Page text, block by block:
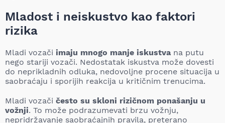
Mladost i neiskustvo kao faktori
rizika
Mladi vozači imaju mnogo manje iskustva na putu
nego stariji vozači. Nedostatak iskustva može dovesti
do neprikladnih odluka, nedovoljne procene situacija u
saobraćaju i sporijih reakcija u kritičnim trenucima.
Mladi vozači često su skloni rizičnom ponašanju u
vožnji. To može podrazumevati brzu vožnju,
nepridržavanje saobraćajnih pravila, preterano